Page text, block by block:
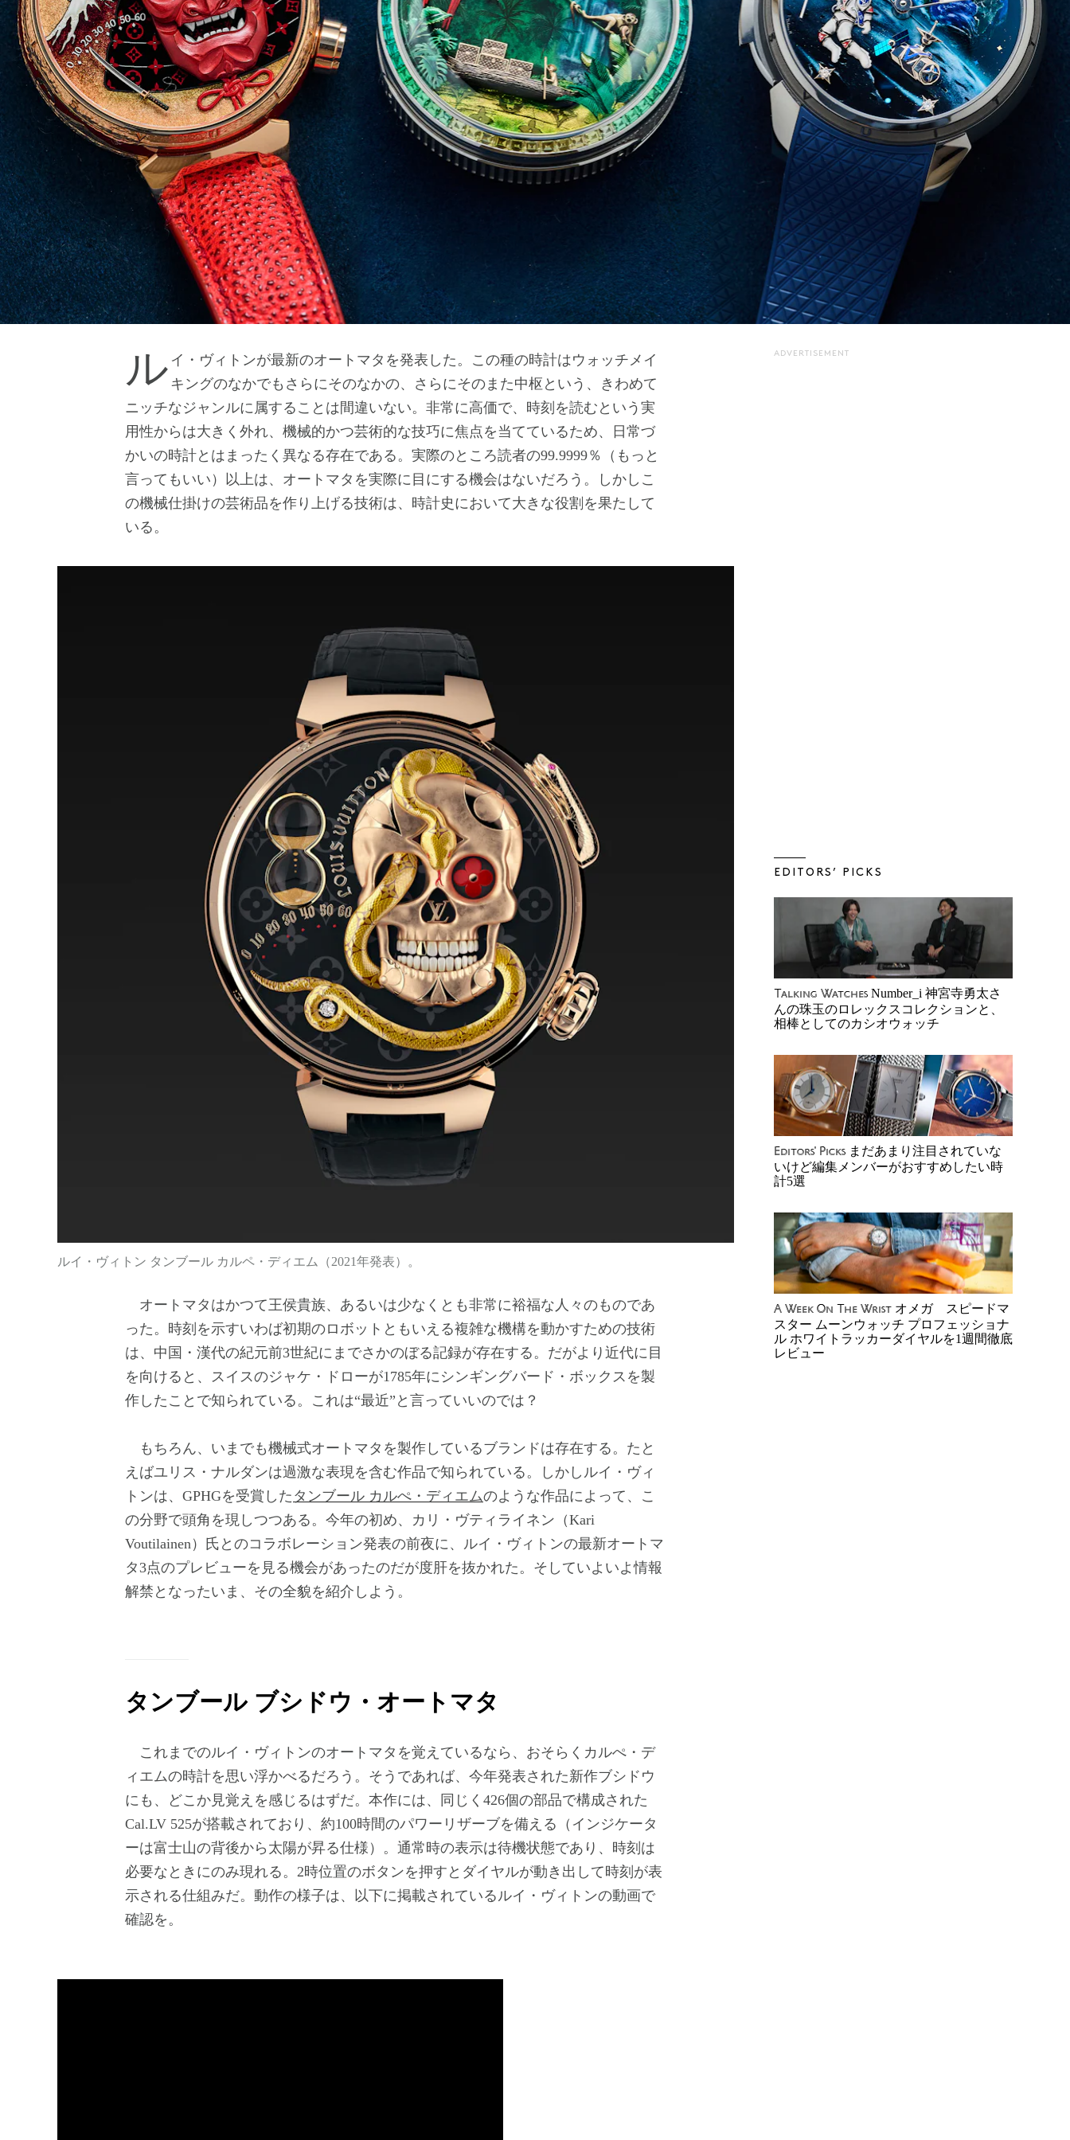
ADVERTISEMENT
EDITORS’ PICKS
Talking Watches Number_i 神宮寺勇太さ
んの珠玉のロレックスコレクションと、
相棒としてのカシオウォッチ
Editors' Picks まだあまり注目されていな
いけど編集メンバーがおすすめしたい時
計5選
A Week On The Wrist オメガ スピードマ
スター ムーンウォッチ プロフェッショナ
ル ホワイトラッカーダイヤルを1週間徹底
レビュー
ルイ・ヴィトンが最新のオートマタを発表した。この種の時計はウォッチメイ キングのなかでもさらにそのなかの、さらにそのまた中枢という、きわめて
ニッチなジャンルに属することは間違いない。非常に高価で、時刻を読むという実
用性からは大きく外れ、機械的かつ芸術的な技巧に焦点を当てているため、日常づ
かいの時計とはまったく異なる存在である。実際のところ読者の99.9999％（もっと
言ってもいい）以上は、オートマタを実際に目にする機会はないだろう。しかしこ
の機械仕掛けの芸術品を作り上げる技術は、時計史において大きな役割を果たして
いる。
ルイ・ヴィトン タンブール カルペ・ディエム（2021年発表）。
オートマタはかつて王侯貴族、あるいは少なくとも非常に裕福な人々のものであ
った。時刻を示すいわば初期のロボットともいえる複雑な機構を動かすための技術
は、中国・漢代の紀元前3世紀にまでさかのぼる記録が存在する。だがより近代に目
を向けると、スイスのジャケ・ドローが1785年にシンギングバード・ボックスを製
作したことで知られている。これは“最近”と言っていいのでは？
もちろん、いまでも機械式オートマタを製作しているブランドは存在する。たと
えばユリス・ナルダンは過激な表現を含む作品で知られている。しかしルイ・ヴィ
トンは、GPHGを受賞した タンブール カルぺ・ディエムのような作品によって、こ
の分野で頭角を現しつつある。今年の初め、カリ・ヴティライネン（Kari
Voutilainen）氏とのコラボレーション発表の前夜に、ルイ・ヴィトンの最新オートマ
タ3点のプレビューを見る機会があったのだが度肝を抜かれた。そしていよいよ情報
解禁となったいま、その全貌を紹介しよう。
タンブール ブシドウ・オートマタ
これまでのルイ・ヴィトンのオートマタを覚えているなら、おそらくカルぺ・デ
ィエムの時計を思い浮かべるだろう。そうであれば、今年発表された新作ブシドウ
にも、どこか見覚えを感じるはずだ。本作には、同じく426個の部品で構成された
Cal.LV 525が搭載されており、約100時間のパワーリザーブを備える（インジケータ
ーは富士山の背後から太陽が昇る仕様）。通常時の表示は待機状態であり、時刻は
必要なときにのみ現れる。2時位置のボタンを押すとダイヤルが動き出して時刻が表
示される仕組みだ。動作の様子は、以下に掲載されているルイ・ヴィトンの動画で
確認を。